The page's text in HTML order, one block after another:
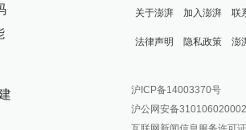
关于澎湃 加入澎湃 联
法律声明 隐私政策 澎
澎湃新闻公
澎湃新闻
报料邮箱:
沪ICP备14003370号
沪公网安备